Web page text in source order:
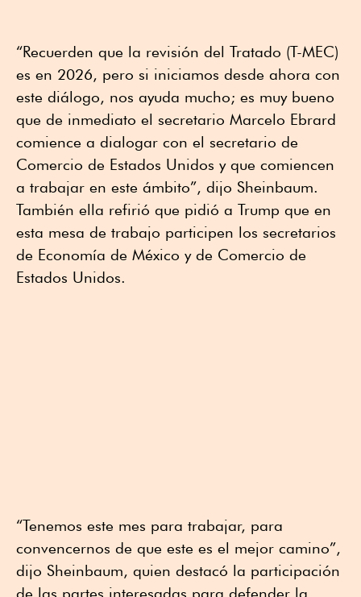
“Recuerden que la revisión del Tratado (T-MEC)
es en 2026, pero si iniciamos desde ahora con
este diálogo, nos ayuda mucho; es muy bueno
que de inmediato el secretario Marcelo Ebrard
comience a dialogar con el secretario de
Comercio de Estados Unidos y que comiencen
a trabajar en este ámbito”, dijo Sheinbaum.
También ella refirió que pidió a Trump que en
esta mesa de trabajo participen los secretarios
de Economía de México y de Comercio de
Estados Unidos.
“Tenemos este mes para trabajar, para
convencernos de que este es el mejor camino”,
dijo Sheinbaum, quien destacó la participación
de las partes interesadas para defender la